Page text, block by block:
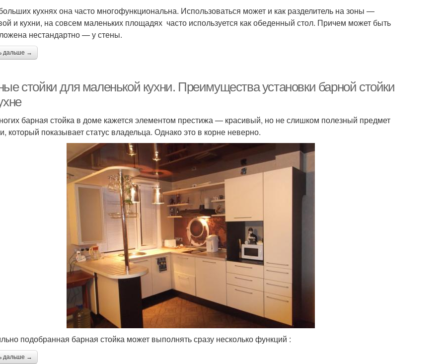
кухнях она часто многофункциональна. Использоваться может и как разделитель на зоны —
и кухни, на совсем маленьких площадях часто используется как обеденный стол. Причем может быть
нестандартно — у стены.
дальше →
стойки для маленькой кухни. Преимущества установки барной стойки
барная стойка в доме кажется элементом престижа — красивый, но не слишком полезный предмет
который показывает статус владельца. Однако это в корне неверно.
подобранная барная стойка может выполнять сразу несколько функций :
дальше →